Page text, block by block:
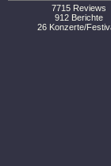
7715 Reviews
912 Berichte
26 Konzerte/